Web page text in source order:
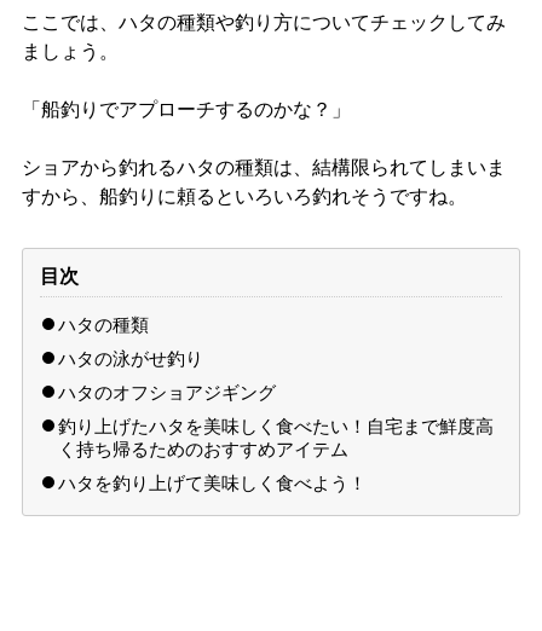
ここでは、ハタの種類や釣り方についてチェックしてみ
ましょう。
「船釣りでアプローチするのかな？」
ショアから釣れるハタの種類は、結構限られてしまいま
すから、船釣りに頼るといろいろ釣れそうですね。
目次
ハタの種類
ハタの泳がせ釣り
ハタのオフショアジギング
釣り上げたハタを美味しく食べたい！自宅まで鮮度高
く持ち帰るためのおすすめアイテム
ハタを釣り上げて美味しく食べよう！